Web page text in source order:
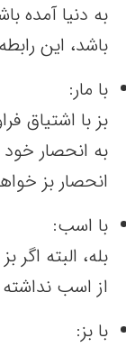
به دنیا آمده
باشد، این
با مار:
بز با اشتیاق
به انحصار خود
انحصار بز
با اسب:
بله، البته
از اسب
با بز: